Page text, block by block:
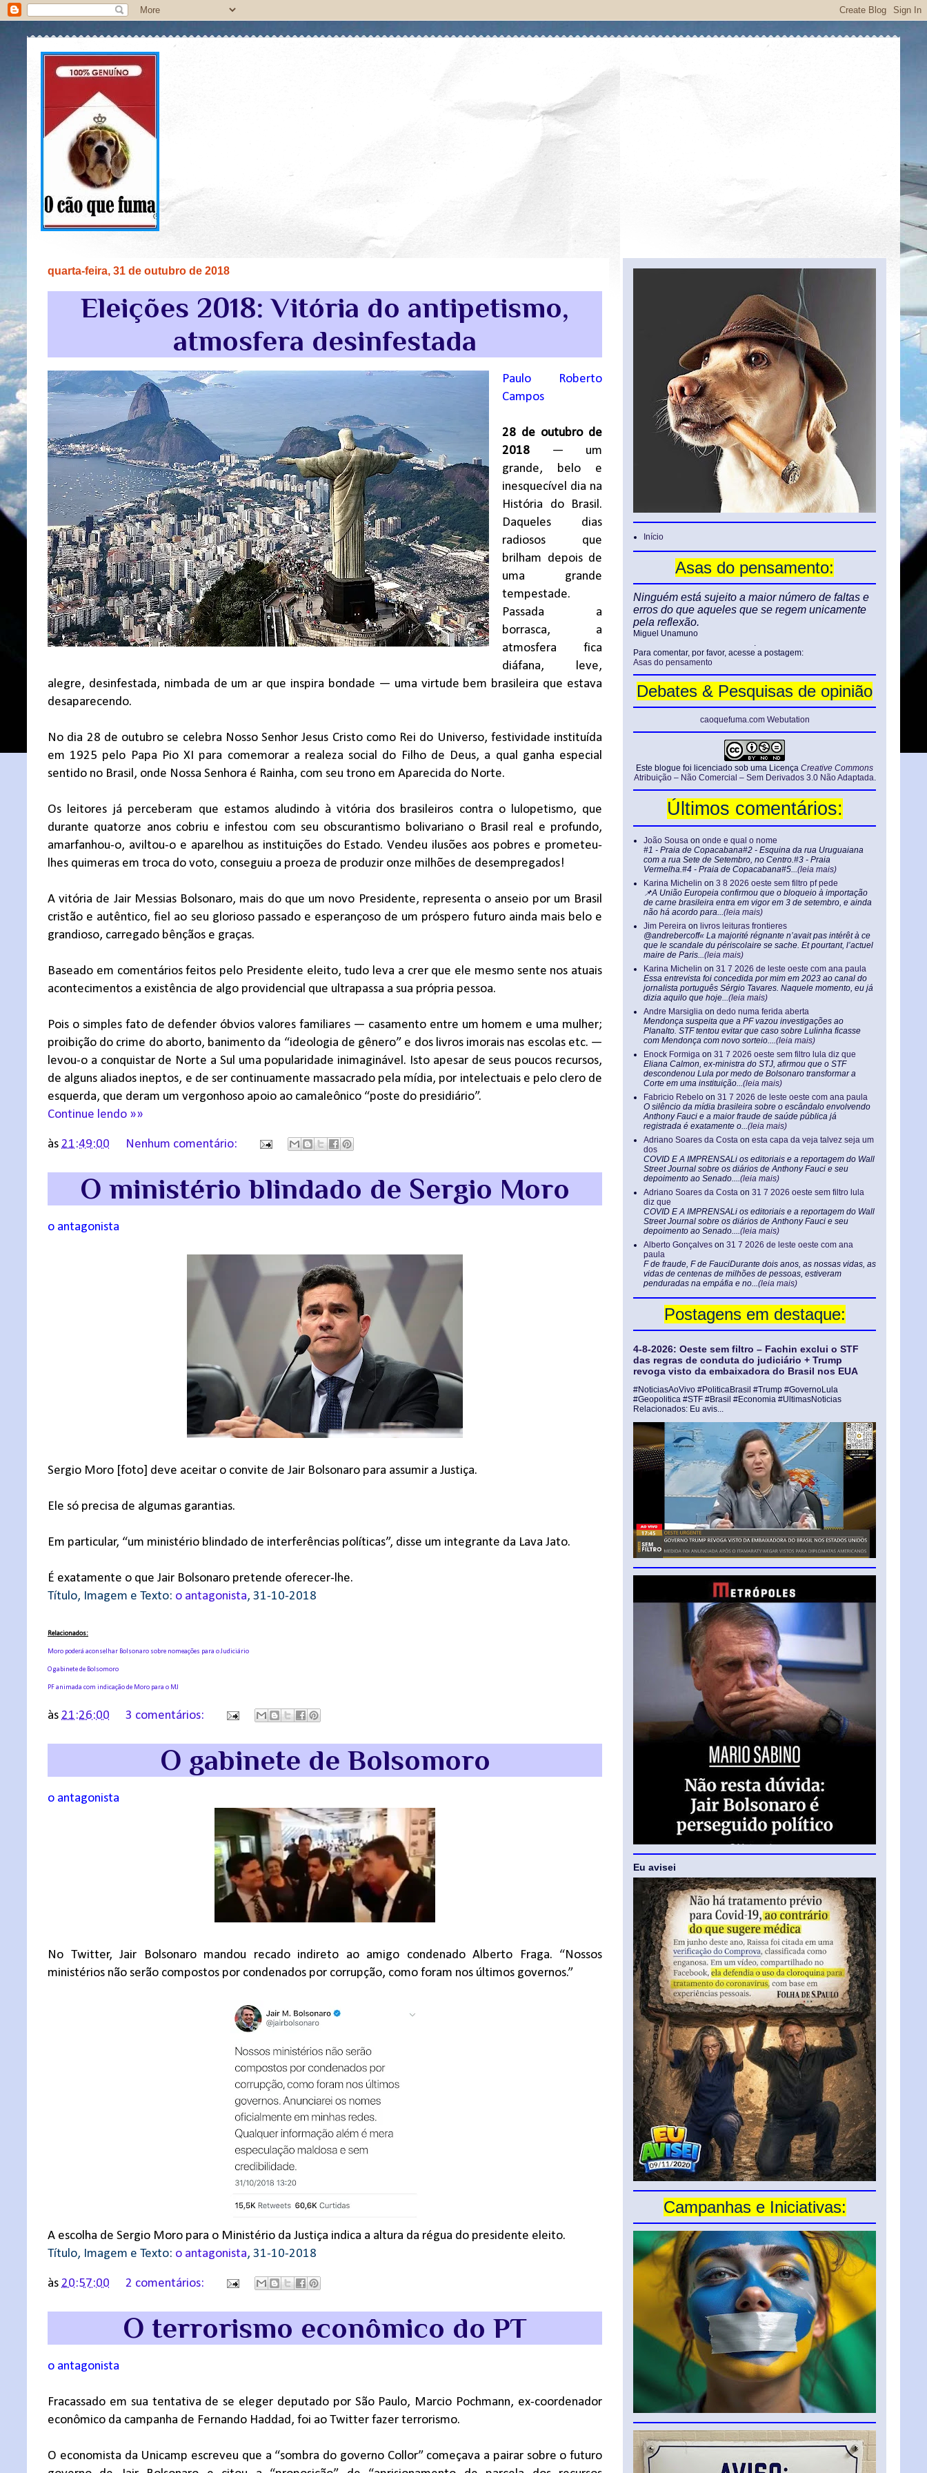
quarta-feira, 31 de outubro de 2018
Eleições 2018: Vitória do antipetismo,
atmosfera desinfestada
Paulo Roberto
Campos
28 de outubro de
2018 — um
grande, belo e
inesquecível dia na
História do Brasil.
Daqueles dias
radiosos que
brilham depois de
uma grande
tempestade.
Passada a
borrasca, a
atmosfera fica
diáfana, leve,
alegre, desinfestada, nimbada de um ar que inspira bondade — uma virtude bem brasileira que estava
desaparecendo.
No dia 28 de outubro se celebra Nosso Senhor Jesus Cristo como Rei do Universo, festividade instituída
em 1925 pelo Papa Pio XI para comemorar a realeza social do Filho de Deus, a qual ganha especial
sentido no Brasil, onde Nossa Senhora é Rainha, com seu trono em Aparecida do Norte.
Os leitores já perceberam que estamos aludindo à vitória dos brasileiros contra o lulopetismo, que
durante quatorze anos cobriu e infestou com seu obscurantismo bolivariano o Brasil real e profundo,
amarfanhou-o, aviltou-o e aparelhou as instituições do Estado. Vendeu ilusões aos pobres e prometeu-
lhes quimeras em troca do voto, conseguiu a proeza de produzir onze milhões de desempregados!
A vitória de Jair Messias Bolsonaro, mais do que um novo Presidente, representa o anseio por um Brasil
cristão e autêntico, fiel ao seu glorioso passado e esperançoso de um próspero futuro ainda mais belo e
grandioso, carregado bênçãos e graças.
Baseado em comentários feitos pelo Presidente eleito, tudo leva a crer que ele mesmo sente nos atuais
acontecimentos a existência de algo providencial que ultrapassa a sua própria pessoa.
Pois o simples fato de defender óbvios valores familiares — casamento entre um homem e uma mulher;
proibição do crime do aborto, banimento da “ideologia de gênero” e dos livros imorais nas escolas etc. —
levou-o a conquistar de Norte a Sul uma popularidade inimaginável. Isto apesar de seus poucos recursos,
de alguns aliados ineptos, e de ser continuamente massacrado pela mídia, por intelectuais e pelo clero de
esquerda, que deram um vergonhoso apoio ao camaleônico “poste do presidiário”.
Continue lendo »»
às 21:49:00 Nenhum comentário:
O ministério blindado de Sergio Moro
o antagonista
Sergio Moro [foto] deve aceitar o convite de Jair Bolsonaro para assumir a Justiça.
Ele só precisa de algumas garantias.
Em particular, “um ministério blindado de interferências políticas”, disse um integrante da Lava Jato.
É exatamente o que Jair Bolsonaro pretende oferecer-lhe.
Título, Imagem e Texto: o antagonista, 31-10-2018
Relacionados:
Moro poderá aconselhar Bolsonaro sobre nomeações para o Judiciário
O gabinete de Bolsomoro
PF animada com indicação de Moro para o MJ
às 21:26:00 3 comentários:
O gabinete de Bolsomoro
o antagonista
No Twitter, Jair Bolsonaro mandou recado indireto ao amigo condenado Alberto Fraga. “Nossos
ministérios não serão compostos por condenados por corrupção, como foram nos últimos governos.”
A escolha de Sergio Moro para o Ministério da Justiça indica a altura da régua do presidente eleito.
Título, Imagem e Texto: o antagonista, 31-10-2018
às 20:57:00 2 comentários:
O terrorismo econômico do PT
o antagonista
Fracassado em sua tentativa de se eleger deputado por São Paulo, Marcio Pochmann, ex-coordenador
econômico da campanha de Fernando Haddad, foi ao Twitter fazer terrorismo.
O economista da Unicamp escreveu que a “sombra do governo Collor” começava a pairar sobre o futuro
Início
Asas do pensamento:
Ninguém está sujeito a maior número de faltas e
erros do que aqueles que se regem unicamente
pela reflexão.
Miguel Unamuno
.
Para comentar, por favor, acesse a postagem:
Asas do pensamento
Debates & Pesquisas de opinião
caoquefuma.com Webutation
Este blogue foi licenciado sob uma Licença Creative Commons
Atribuição – Não Comercial – Sem Derivados 3.0 Não Adaptada.
Últimos comentários:
João Sousa on onde e qual o nome
#1 - Praia de Copacabana#2 - Esquina da rua Uruguaiana
com a rua Sete de Setembro, no Centro.#3 - Praia
Vermelha.#4 - Praia de Copacabana#5...(leia mais)
Karina Michelin on 3 8 2026 oeste sem filtro pf pede
📌A União Europeia confirmou que o bloqueio à importação
de carne brasileira entra em vigor em 3 de setembro, e ainda
não há acordo para...(leia mais)
Jim Pereira on livros leituras frontieres
@andrebercoff« La majorité régnante n’avait pas intérêt à ce
que le scandale du périscolaire se sache. Et pourtant, l’actuel
maire de Paris...(leia mais)
Karina Michelin on 31 7 2026 de leste oeste com ana paula
Essa entrevista foi concedida por mim em 2023 ao canal do
jornalista português Sérgio Tavares. Naquele momento, eu já
dizia aquilo que hoje...(leia mais)
Andre Marsiglia on dedo numa ferida aberta
Mendonça suspeita que a PF vazou investigações ao
Planalto. STF tentou evitar que caso sobre Lulinha ficasse
com Mendonça com novo sorteio....(leia mais)
Enock Formiga on 31 7 2026 oeste sem filtro lula diz que
Eliana Calmon, ex-ministra do STJ, afirmou que o STF
descondenou Lula por medo de Bolsonaro transformar a
Corte em uma instituição...(leia mais)
Fabricio Rebelo on 31 7 2026 de leste oeste com ana paula
O silêncio da mídia brasileira sobre o escândalo envolvendo
Anthony Fauci e a maior fraude de saúde pública já
registrada é exatamente o...(leia mais)
Adriano Soares da Costa on esta capa da veja talvez seja um
dos
COVID E A IMPRENSALi os editoriais e a reportagem do Wall
Street Journal sobre os diários de Anthony Fauci e seu
depoimento ao Senado....(leia mais)
Adriano Soares da Costa on 31 7 2026 oeste sem filtro lula
diz que
COVID E A IMPRENSALi os editoriais e a reportagem do Wall
Street Journal sobre os diários de Anthony Fauci e seu
depoimento ao Senado....(leia mais)
Alberto Gonçalves on 31 7 2026 de leste oeste com ana
paula
F de fraude, F de FauciDurante dois anos, as nossas vidas, as
vidas de centenas de milhões de pessoas, estiveram
penduradas na empáfia e no...(leia mais)
Postagens em destaque:
4-8-2026: Oeste sem filtro – Fachin exclui o STF
das regras de conduta do judiciário + Trump
revoga visto da embaixadora do Brasil nos EUA
#NoticiasAoVivo #PoliticaBrasil #Trump #GovernoLula
#Geopolitica #STF #Brasil #Economia #UltimasNoticias
Relacionados: Eu avis...
Eu avisei
Campanhas e Iniciativas: